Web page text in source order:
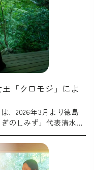
王「クロモジ」によ
、2026年3月より徳島
のしみず」代表清水雅
香植物「クロモジ」を
ます。本メニュー
する研究データも豊富
と融合させたもので